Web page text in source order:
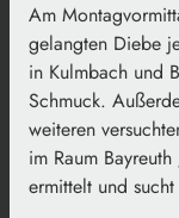
Am
gelangten Diebe
in Kulmbach und
Schmuck.
weiteren
im Raum
ermittelt und